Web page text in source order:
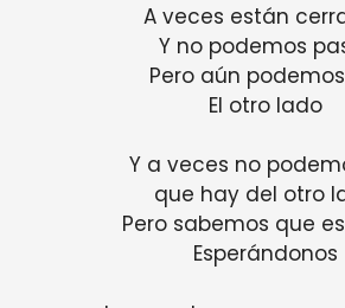
A veces están
Y no podemos
Pero aún
El otro lado
Y a veces no
que hay del otro
Pero sabemos que
Esperándonos